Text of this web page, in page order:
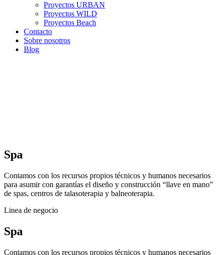
Proyectos URBAN
Proyectos WILD
Proyectos Beach
Contacto
Sobre nosotros
Blog
Spa
Contamos con los recursos propios técnicos y humanos necesarios
para asumir con garantías el diseño y construcción “llave en mano”
de spas, centros de talasoterapia y balneoterapia.
Linea de negocio
Spa
Contamos con los recursos propios técnicos y humanos necesarios